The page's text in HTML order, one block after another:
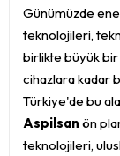
Günümüzde
teknolojileri,
birlikte büyük bir
cihazlara kadar
Türkiye'de bu
Aspilsan ön
teknolojileri,